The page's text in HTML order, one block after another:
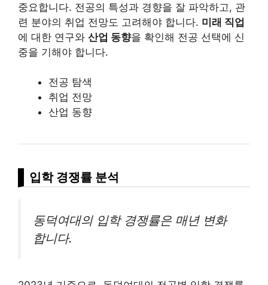
중요합니다. 전공의 특성과 경향을 잘 파악하고, 관
련 분야의 취업 전망도 고려해야 합니다. 미래 직업
에 대한 연구와 산업 동향을 확인해 전공 선택에 신
중을 기해야 합니다.
전공 탐색
취업 전망
산업 동향
입학 경쟁률 분석
동덕여대의 입학 경쟁률은 매년 변화
합니다.